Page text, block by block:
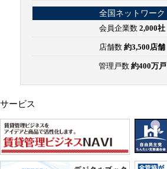
全国ネットワーク
会員企業数 2,000社
店舗数 約3,500店舗
管理戸数 約400万戸
サービス